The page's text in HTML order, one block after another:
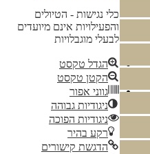
כלי נגישות - הטיולים
והפעילויות אינם מיועדים
לבעלי מוגבלויות
הגדל טקסט
הקטן טקסט
גווני אפור
ניגודיות גבוהה
ניגודיות הפוכה
רקע בהיר
הדגשת קישורים